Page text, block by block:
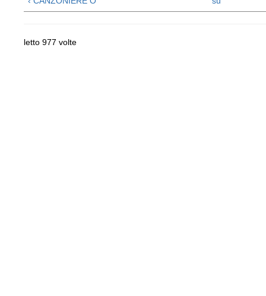
letto 977 volte